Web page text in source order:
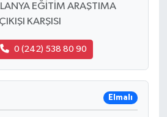
EĞİTİM ARAŞTIMA
KARŞISI
0 (242) 538 80 90
Elmalı